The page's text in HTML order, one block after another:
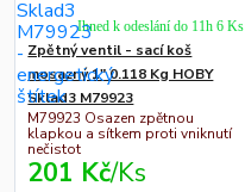
Zpětný ventil - sací koš
mosazný 1" 0.118 Kg HOBY
Sklad3 M79923
M79923 Osazen zpětnou
klapkou a sítkem proti vniknutí
nečistot
201 Kč/Ks
Ihned k odeslání do 11h 6 Ks